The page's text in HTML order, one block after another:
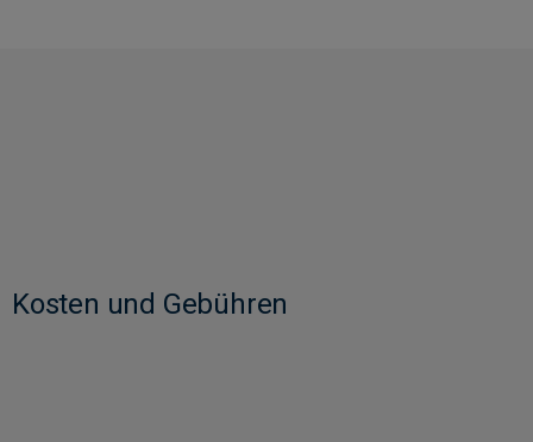
Kosten und Gebühren